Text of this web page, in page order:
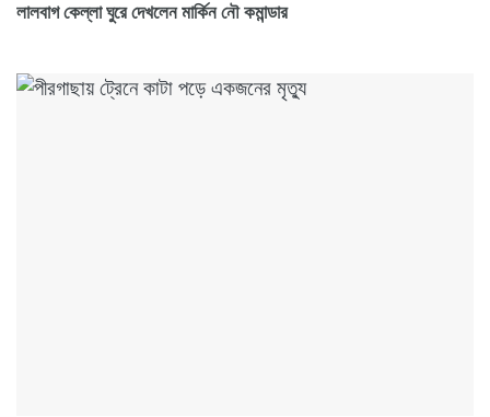
লালবাগ কেল্লা ঘুরে দেখলেন মার্কিন নৌ কমান্ডার